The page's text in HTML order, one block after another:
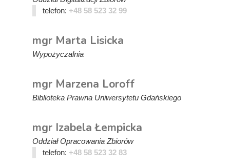
telefon: +48 58 523 32 99
mgr Marta Lisicka
Wypożyczalnia
mgr Marzena Loroff
Biblioteka Prawna Uniwersytetu Gdańskiego
mgr Izabela Łempicka
Oddział Opracowania Zbiorów
telefon: +48 58 523 32 83